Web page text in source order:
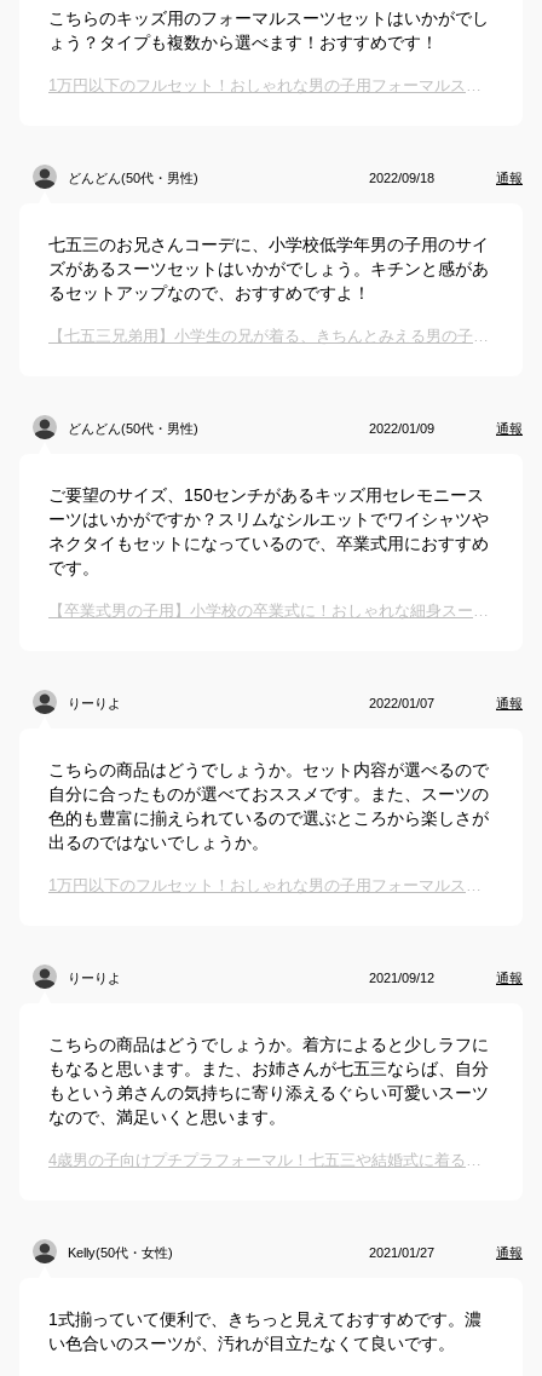
こちらのキッズ用のフォーマルスーツセットはいかがでし
ょう？タイプも複数から選べます！おすすめです！
1万円以下のフルセット！おしゃれな男の子用フォーマルスーツは？
どんどん(50代・男性) 2022/09/18 通報
七五三のお兄さんコーデに、小学校低学年男の子用のサイ
ズがあるスーツセットはいかがでしょう。キチンと感があ
るセットアップなので、おすすめですよ！
【七五三兄弟用】小学生の兄が着る、きちんとみえる男の子用セットアップは？
どんどん(50代・男性) 2022/01/09 通報
ご要望のサイズ、150センチがあるキッズ用セレモニース
ーツはいかがですか？スリムなシルエットでワイシャツや
ネクタイもセットになっているので、卒業式用におすすめ
です。
【卒業式男の子用】小学校の卒業式に！おしゃれな細身スーツのおすすめは？
りーりよ 2022/01/07 通報
こちらの商品はどうでしょうか。セット内容が選べるので
自分に合ったものが選べておススメです。また、スーツの
色的も豊富に揃えられているので選ぶところから楽しさが
出るのではないでしょうか。
1万円以下のフルセット！おしゃれな男の子用フォーマルスーツは？
りーりよ 2021/09/12 通報
こちらの商品はどうでしょうか。着方によると少しラフに
もなると思います。また、お姉さんが七五三ならば、自分
もという弟さんの気持ちに寄り添えるぐらい可愛いスーツ
なので、満足いくと思います。
4歳男の子向けプチプラフォーマル！七五三や結婚式に着るセットアップのおすすめは？
Kelly(50代・女性) 2021/01/27 通報
1式揃っていて便利で、きちっと見えておすすめです。濃
い色合いのスーツが、汚れが目立たなくて良いです。